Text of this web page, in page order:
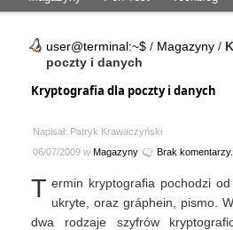
user@terminal:~$ / Magazyny /
poczty i danych
Kryptografia dla poczty i danych
Napisał: Patryk Krawaczyński
06/07/2009 w Magazyny Brak komentarzy.
T ermin kryptografia pochodzi od
ukryte, oraz gráphein, pismo.
dwa rodzaje szyfrów